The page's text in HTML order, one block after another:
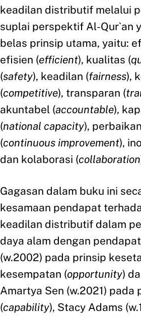
keadilan distributif melalui
suplai perspektif Al-Qur`an
belas prinsip utama, yaitu:
efisien (efficient), kualitas (
(safety), keadilan (fairness),
(competitive), transparan (
akuntabel (accountable),
(national capacity),
(continuous improvement),
dan kolaborasi (collaboration
Gagasan dalam buku ini
kesamaan pendapat
keadilan distributif dalam
daya alam dengan
(w.2002) pada prinsip
kesempatan (opportunity)
Amartya Sen (w.2021) pada
(capability), Stacy Adams